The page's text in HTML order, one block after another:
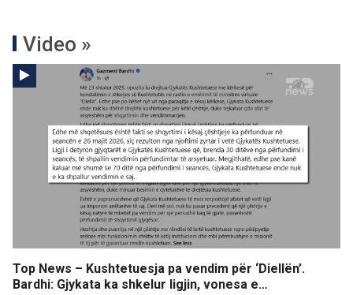
Video »
Top News – Kushtetuesja pa vendim për ‘Diellën’.
Bardhi: Gjykata ka shkelur ligjin, vonesa e…